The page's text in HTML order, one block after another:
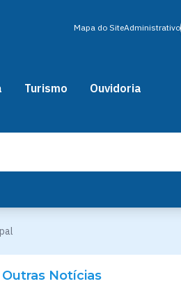
Mapa do SiteAdministrativo
Turismo Ouvidoria
Outras Notícias